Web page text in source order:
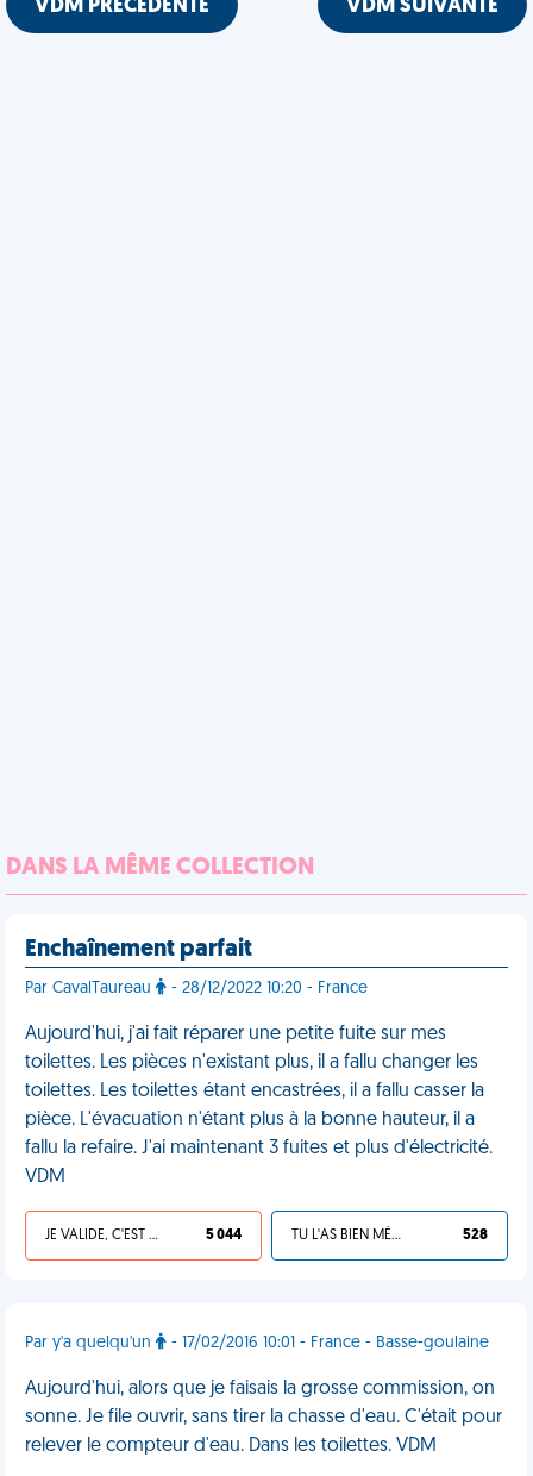
VDM PRÉCÉDENTE VDM SUIVANTE
DANS LA MÊME COLLECTION
Enchaînement parfait
Par CavalTaureau - 28/12/2022 10:20 - France
Aujourd'hui, j'ai fait réparer une petite fuite sur mes
toilettes. Les pièces n'existant plus, il a fallu changer les
toilettes. Les toilettes étant encastrées, il a fallu casser la
pièce. L'évacuation n'étant plus à la bonne hauteur, il a
fallu la refaire. J'ai maintenant 3 fuites et plus d'électricité.
VDM
JE VALIDE, C'EST UNE VDM 5 044 TU L'AS BIEN MÉRITÉ 528
Par y'a quelqu'un - 17/02/2016 10:01 - France - Basse-goulaine
Aujourd'hui, alors que je faisais la grosse commission, on
sonne. Je file ouvrir, sans tirer la chasse d'eau. C'était pour
relever le compteur d'eau. Dans les toilettes. VDM